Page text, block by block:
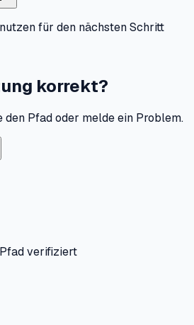
für den nächsten Schritt
korrekt?
Pfad oder melde ein Problem.
verifiziert